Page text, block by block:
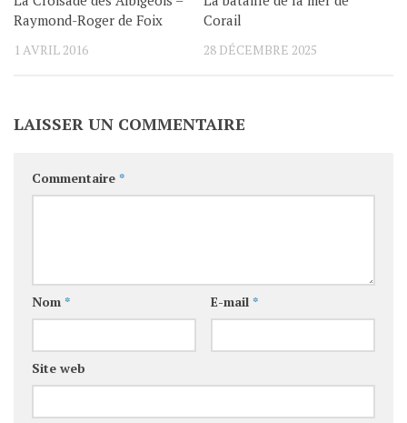
Raymond-Roger de Foix
1 AVRIL 2016
Corail
28 DÉCEMBRE 2025
LAISSER UN COMMENTAIRE
Commentaire *
Nom * E-mail *
Site web